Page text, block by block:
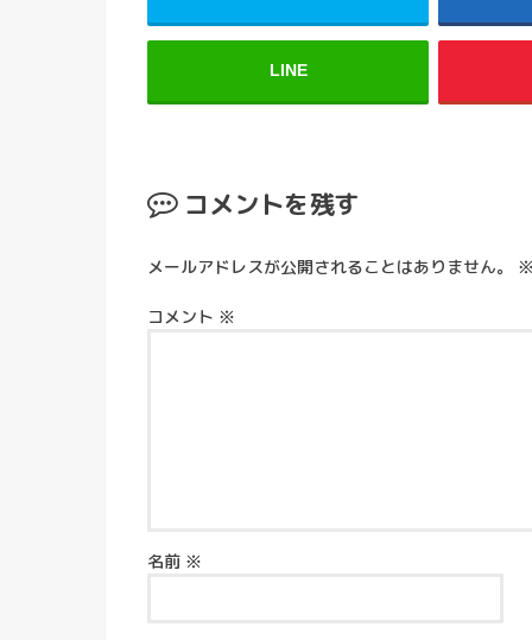
LINE
コメントを残す
メールアドレスが公開されることはありません。
コメント ※
名前 ※